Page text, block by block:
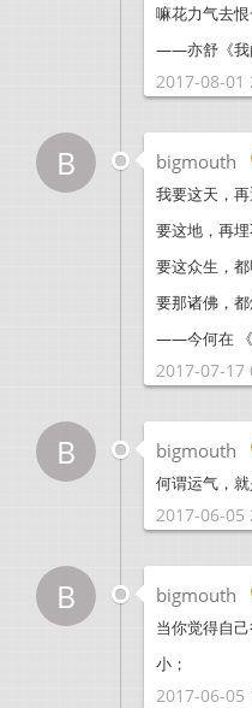
嘛花力气去恨
——亦舒《我
2017-08-01
B bigmouth
我要这天，再
要这地，再埋
要这众生，都
要那诸佛，
——今何在 《
2017-07-17
B bigmouth
何谓运气，就
2017-06-05
B bigmouth
当你觉得自
小；
2017-06-05